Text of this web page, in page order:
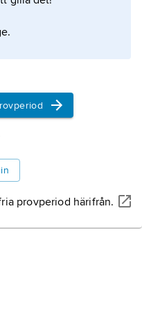
provperiod härifrån.